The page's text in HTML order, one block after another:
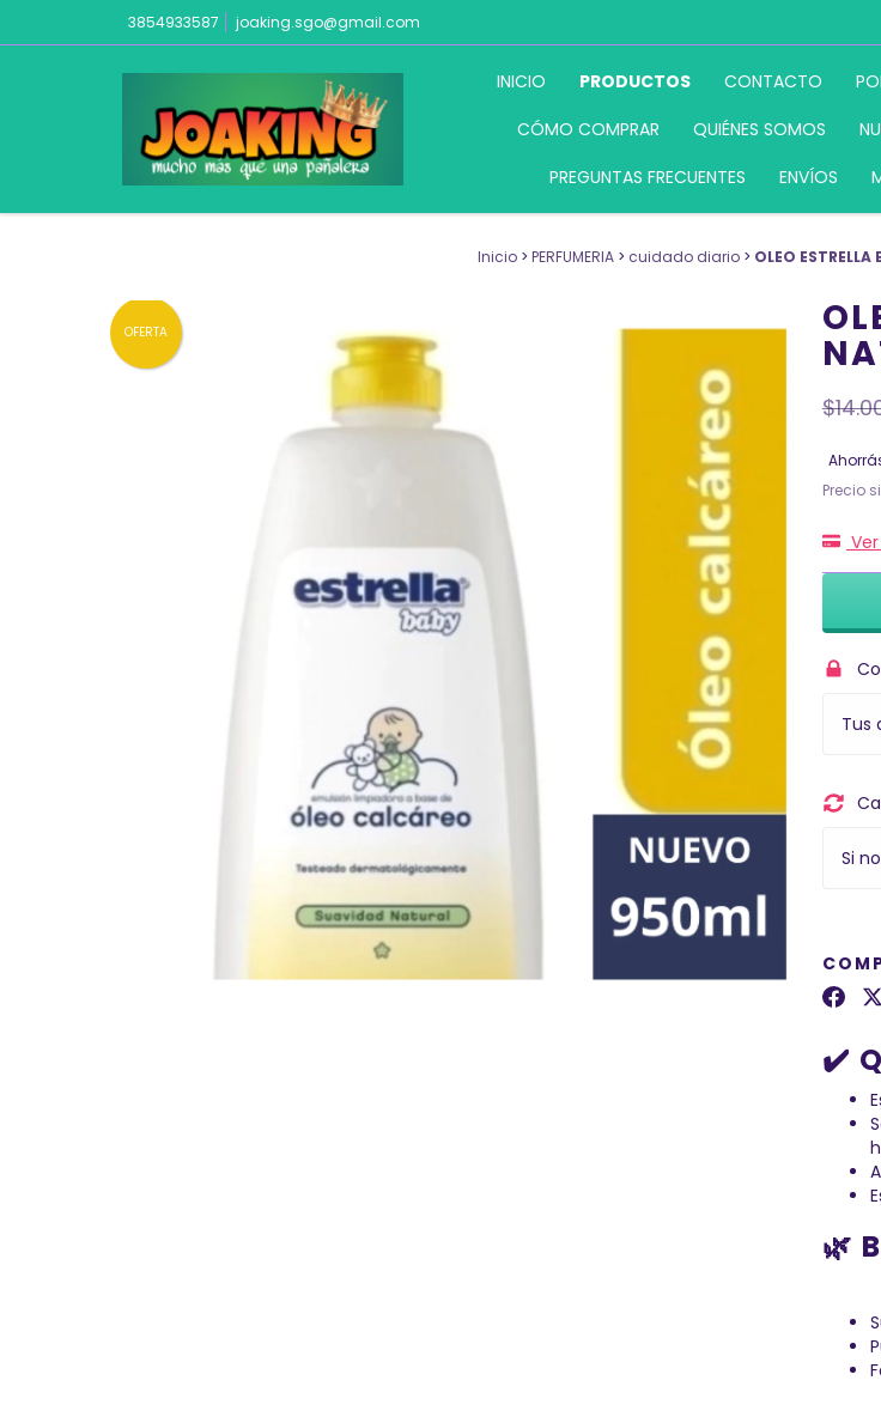
3854933587 joaking.sgo@gmail.com
INICIO PRODUCTOS CONTACTO
CÓMO COMPRAR
QUIÉNES SOMOS
PREGUNTAS FRECUENTES
ENVÍOS
Inicio > PERFUMERIA > cuidado diario > OLEO
OFERTA
Precio
Tus
Si
✔️
🌿